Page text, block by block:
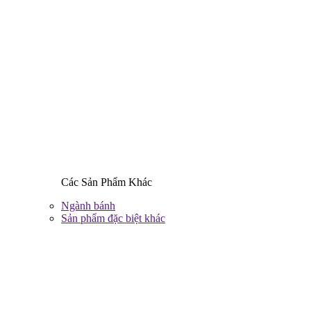
Các Sản Phẩm Khác
Ngành bánh
Sản phẩm đặc biệt khác